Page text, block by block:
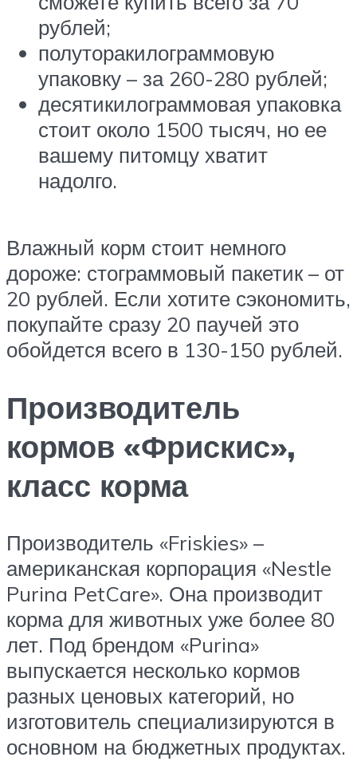
рублей;
полуторакилограммовую
упаковку – за 260-280 рублей;
десятикилограммовая упаковка
стоит около 1500 тысяч, но ее
вашему питомцу хватит
надолго.
Влажный корм стоит немного
дороже: стограммовый пакетик – от
20 рублей. Если хотите сэкономить,
покупайте сразу 20 паучей это
обойдется всего в 130-150 рублей.
Производитель
кормов «Фрискис»,
класс корма
Производитель «Friskies» –
американская корпорация «Nestle
Purina PetCare». Она производит
корма для животных уже более 80
лет. Под брендом «Purina»
выпускается несколько кормов
разных ценовых категорий, но
изготовитель специализируются в
основном на бюджетных продуктах.